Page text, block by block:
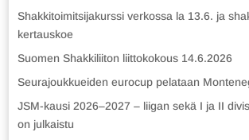
Shakkitoimitsijakurssi verkossa la 13.6. ja
kertauskoe
Suomen Shakkiliiton liittokokous 14.6.2026
Seurajoukkueiden eurocup pelataan
JSM-kausi 2026–2027 – liigan sekä I ja II
on julkaistu